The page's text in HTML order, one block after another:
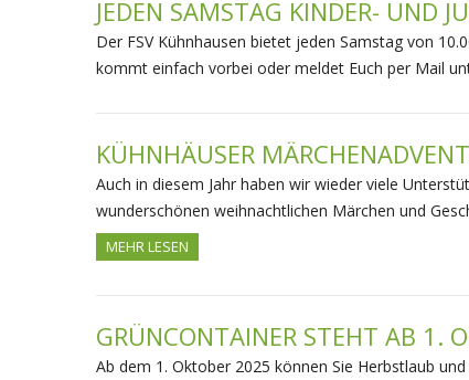
JEDEN SAMSTAG KINDER- UND
Der FSV Kühnhausen bietet jeden Samstag von
kommt einfach vorbei oder meldet Euch per Mail
KÜHNHÄUSER
Auch in diesem Jahr haben wir wieder viele
wunderschönen weihnachtlichen Märchen und
MEHR LESEN
GRÜNCONTAINER STEHT AB 1.
Ab dem 1. Oktober 2025 können Sie Herbstlaub